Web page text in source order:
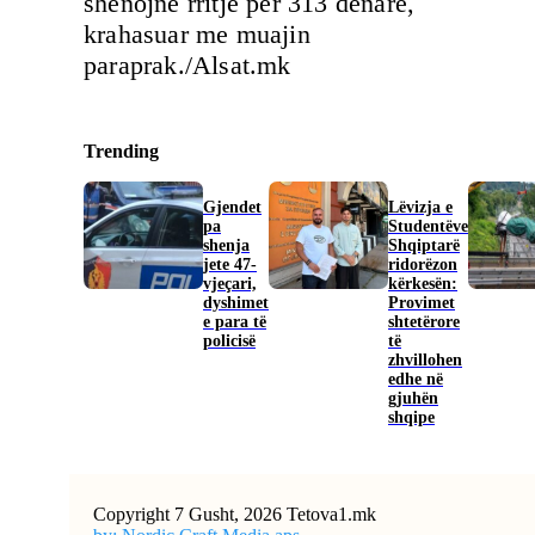
krahasuar me muajin
paraprak./Alsat.mk
Trending
Gjendet
pa
shenja
jete 47-
vjeçari,
dyshimet
e para të
policisë
Lëvizja e
Studentëve
Shqiptarë
ridorëzon
kërkesën:
Provimet
shtetërore
të
zhvillohen
edhe në
gjuhën
shqipe
Copyright 7 Gusht, 2026 Tetova1.mk